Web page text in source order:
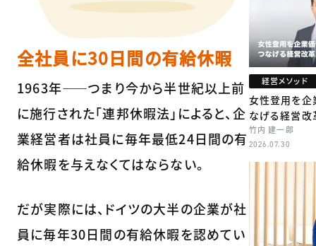
全社員に30日間の有給休暇
1963年――つまり今から半世紀以上前
に施行された「連邦休暇法」によると、企
業経営者は社員に毎年最低24日間の有
給休暇を与えなくてはならない。
だが実際には、ドイツの大半の企業が社
員に毎年30日間の有給休暇を認めてい
経営メソッド
女性登用を企
なげる経営改
竹内 建一郎
2026.07.30